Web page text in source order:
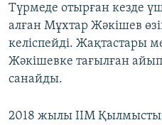
Түрмеде отырған кезде
алған Мұхтар Жәкішев
келіспейді. Жақтастары
Жәкішевке тағылған
санайды.
2018 жылы ІІМ